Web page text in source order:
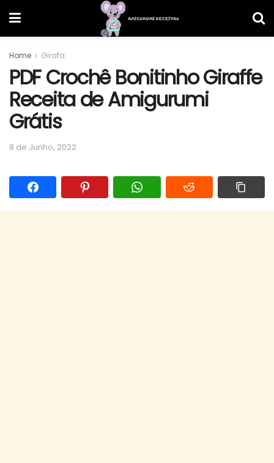
Home Girafa
PDF Crochê Bonitinho Giraffe
Receita de Amigurumi
Grátis
8 de Junho, 2022